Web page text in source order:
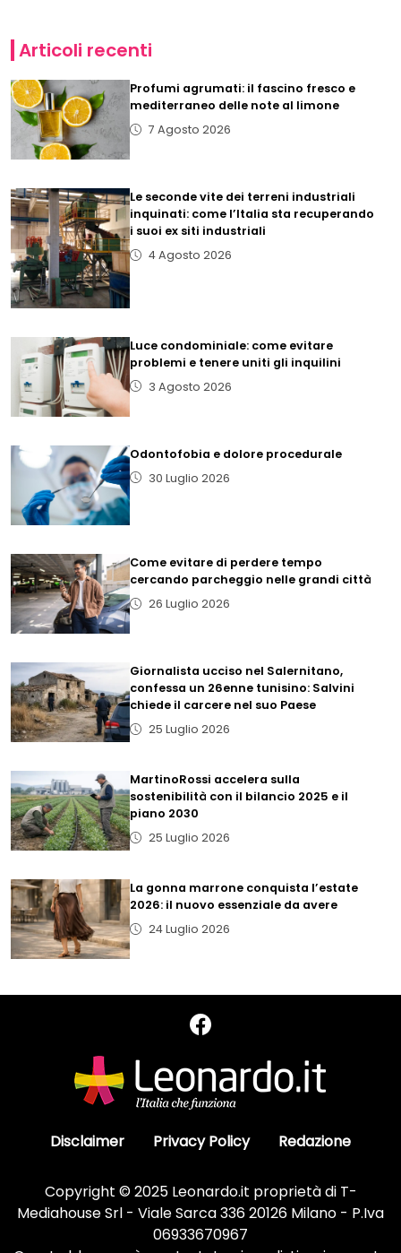
Articoli recenti
Profumi agrumati: il fascino fresco e
mediterraneo delle note al limone
7 Agosto 2026
Le seconde vite dei terreni industriali
inquinati: come l’Italia sta recuperando
i suoi ex siti industriali
4 Agosto 2026
Luce condominiale: come evitare
problemi e tenere uniti gli inquilini
3 Agosto 2026
Odontofobia e dolore procedurale
30 Luglio 2026
Come evitare di perdere tempo
cercando parcheggio nelle grandi città
26 Luglio 2026
Giornalista ucciso nel Salernitano,
confessa un 26enne tunisino: Salvini
chiede il carcere nel suo Paese
25 Luglio 2026
MartinoRossi accelera sulla
sostenibilità con il bilancio 2025 e il
piano 2030
25 Luglio 2026
La gonna marrone conquista l’estate
2026: il nuovo essenziale da avere
24 Luglio 2026
Disclaimer Privacy Policy Redazione
Copyright © 2025 Leonardo.it proprietà di T-
Mediahouse Srl - Viale Sarca 336 20126 Milano - P.Iva
06933670967